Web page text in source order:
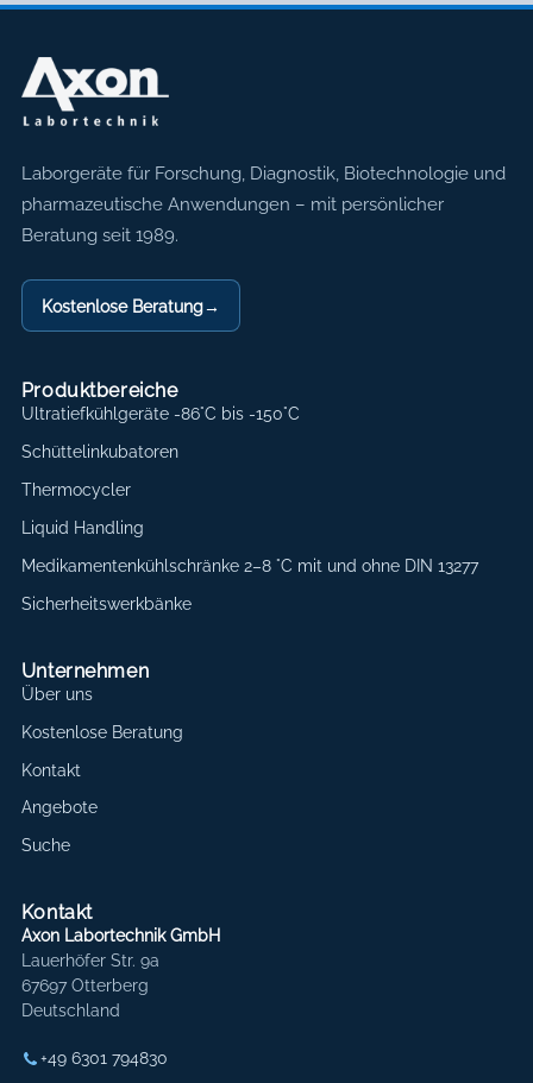
Axon Labortechnik
Laborgeräte für Forschung, Diagnostik, Biotechnologie und
pharmazeutische Anwendungen – mit persönlicher
Beratung seit 1989.
Kostenlose Beratung→
Produktbereiche
Ultratiefkühlgeräte -86°C bis -150°C
Schüttelinkubatoren
Thermocycler
Liquid Handling
Medikamentenkühlschränke 2–8 °C mit und ohne DIN 13277
Sicherheitswerkbänke
Unternehmen
Über uns
Kostenlose Beratung
Kontakt
Angebote
Suche
Kontakt
Axon Labortechnik GmbH
Lauerhöfer Str. 9a
67697 Otterberg
Deutschland
+49 6301 794830